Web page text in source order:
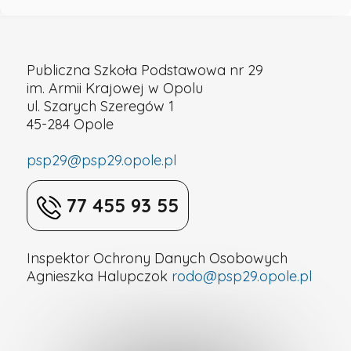
Szkoła
Podstawowa
nr
29
w
Opolu
Publiczna Szkoła Podstawowa nr 29
im. Armii Krajowej w Opolu
ul. Szarych Szeregów 1
45-284 Opole
psp29@psp29.opole.pl
77 455 93 55
Inspektor Ochrony Danych Osobowych
Agnieszka Halupczok rodo@psp29.opole.pl